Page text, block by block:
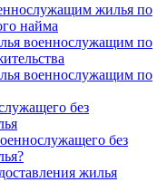
жилья по
найма
военнослужащим по
военнослужащим по
без
без
жилья